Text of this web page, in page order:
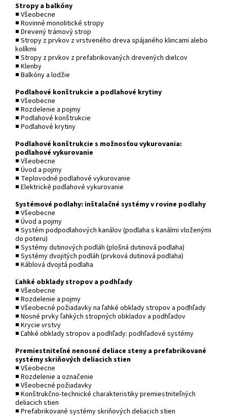
Stropy a balkóny
■ Všeobecne
■ Rovinné monolitické stropy
■ Drevený trámový strop
■ Stropy z prvkov z vrstveného dreva spájaného klincami alebo
kolíkmi
■ Stropy z prvkov z prefabrikovaných drevených dielcov
■ Klenby
■ Balkóny a lodžie
Podlahové konštrukcie a podlahové krytiny
■ Všeobecne
■ Rozdelenie a pojmy
■ Podlahové konštrukcie
■ Podlahové krytiny
Podlahové konštrukcie s možnosťou vykurovania:
podlahové vykurovanie
■ Všeobecne
■ Úvod a pojmy
■ Teplovodné podlahové vykurovanie
■ Elektrické podlahové vykurovanie
Systémové podlahy: inštalačné systémy v rovine podlahy
■ Všeobecne
■ Úvod a pojmy
■ Systém podpodlahových kanálov (podlaha s kanálmi vloženými
do poteru)
■ Systémy dutinových podláh (plošná dutinová podlaha)
■ Systémy dvojitých podláh (prvková dutinová podlaha)
■ Káblová dvojitá podlaha
Ľahké obklady stropov a podhľady
■ Všeobecne
■ Rozdelenie a pojmy
■ Všeobecné požiadavky na ľahké obklady stropov a podhľady
■ Nosné prvky ľahkých stropných obkladov a podhľadov
■ Krycie vrstvy
■ Ľahké obklady stropov a podhľady: podhľadové systémy
Premiestniteľné nenosné deliace steny a prefabrikované
systémy skriňových deliacich stien
■ Všeobecne
■ Rozdelenie a označenie
■ Všeobecné požiadavky
■ Konštrukčno-technické charakteristiky premiestniteľných
deliacich stien
■ Prefabrikované systémy skriňových deliacich stien